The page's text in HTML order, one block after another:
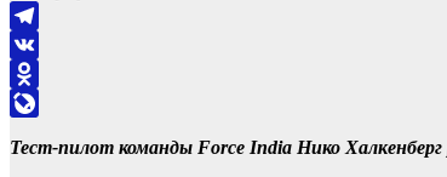
Telegram
VK
Odnoklassniki
Тест-пилот команды Force India Нико